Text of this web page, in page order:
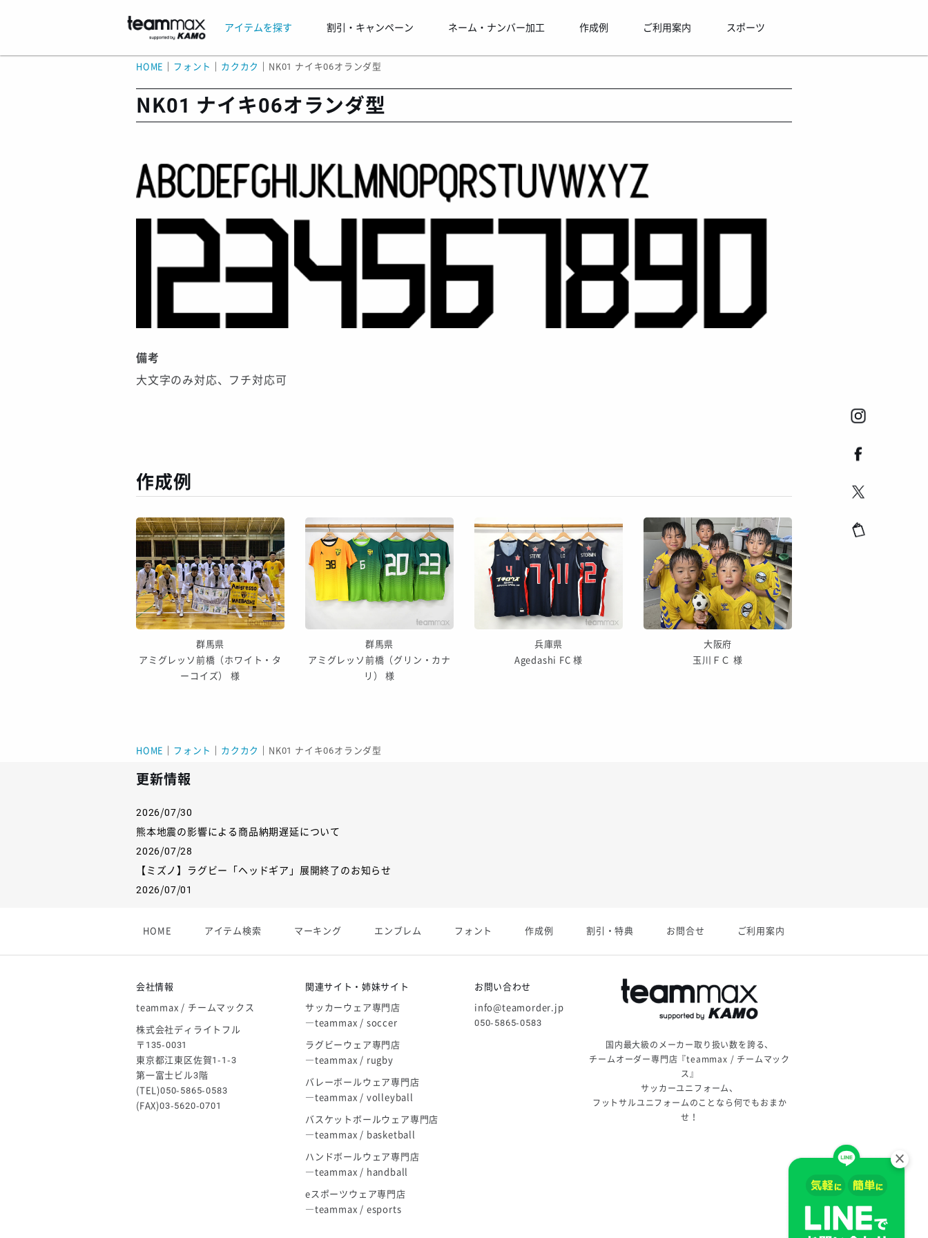
アイテムを探す 割引・キャンペーン ネーム・ナンバー加工 作成例 ご利用案内 スポーツ
HOME フォント カクカク NK01 ナイキ06オランダ型
NK01 ナイキ06オランダ型
備考
大文字のみ対応、フチ対応可
作成例
群馬県
アミグレッソ前橋（ホワイト・タ
ーコイズ） 様
群馬県
アミグレッソ前橋（グリン・カナ
リ） 様
兵庫県
Agedashi FC 様
大阪府
玉川ＦＣ 様
HOME フォント カクカク NK01 ナイキ06オランダ型
更新情報
2026/07/30
熊本地震の影響による商品納期遅延について
2026/07/28
【ミズノ】ラグビー「ヘッドギア」展開終了のお知らせ
2026/07/01
2026/06/09
ゴールデンウィーク休業のお知らせ
HOME アイテム検索 マーキング エンブレム フォント 作成例 割引・特典 お問合せ ご利用案内
会社情報
teammax / チームマックス
株式会社ディライトフル
〒135-0031
東京都江東区佐賀1-1-3
第一富士ビル3階
(TEL)050-5865-0583
(FAX)03-5620-0701
関連サイト・姉妹サイト
サッカーウェア専門店
―teammax / soccer
ラグビーウェア専門店
―teammax / rugby
バレーボールウェア専門店
―teammax / volleyball
バスケットボールウェア専門店
―teammax / basketball
ハンドボールウェア専門店
―teammax / handball
eスポーツウェア専門店
―teammax / esports
お問い合わせ
info@teamorder.jp
050-5865-0583
国内最大級のメーカー取り扱い数を誇る、
チームオーダー専門店『teammax / チームマック
ス』
サッカーユニフォーム、
フットサルユニフォームのことなら何でもおまか
せ！
×